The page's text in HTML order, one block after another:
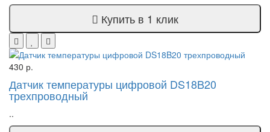
Купить в 1 клик
430 р.
Датчик температуры цифровой DS18B20
трехпроводный
..